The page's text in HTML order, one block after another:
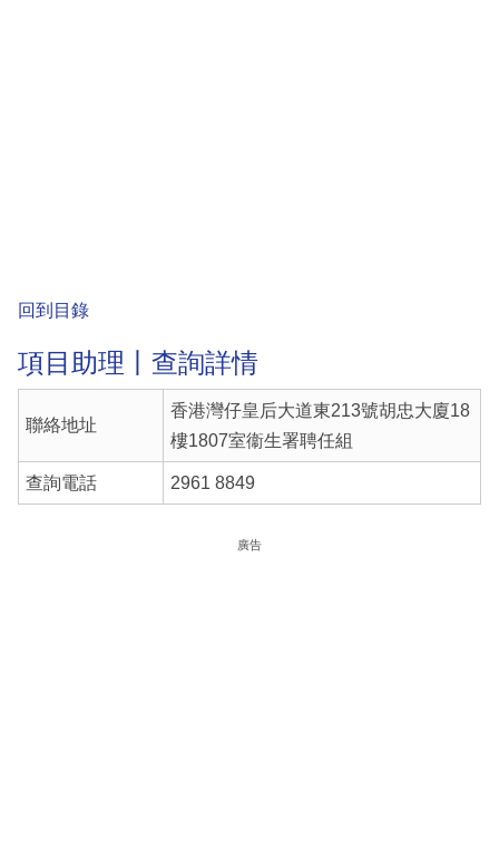
回到目錄
項目助理丨查詢詳情
聯絡地址
香港灣仔皇后大道東213號胡忠大廈18
樓1807室衞生署聘任組
查詢電話 2961 8849
廣告